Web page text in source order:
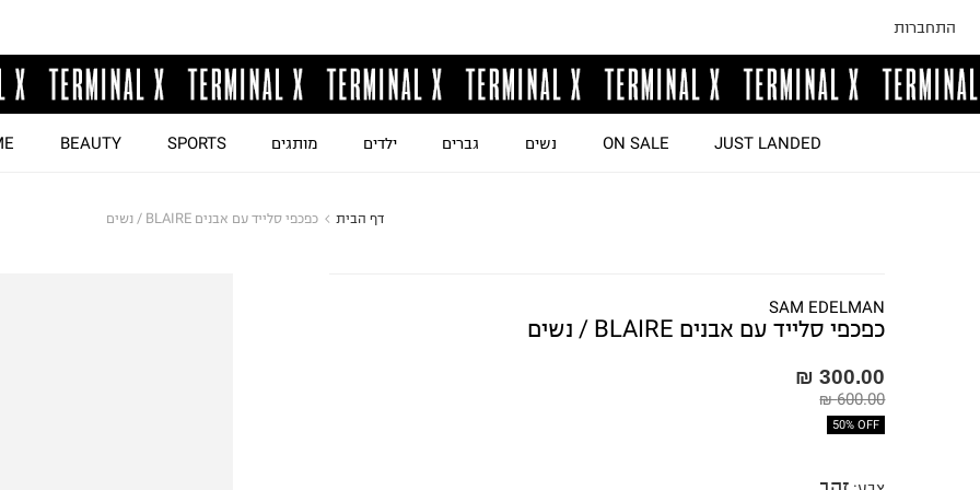
התחברות
JUST LANDED
ON SALE נשים גברים ילדים מותגים SPORTS
BEAUTY
דף הבית כפכפי סלייד עם אבנים BLAIRE / נשים
SAM EDELMAN
כפכפי סלייד עם אבנים BLAIRE / נשים
300.00 ₪
600.00 ₪
50% OFF